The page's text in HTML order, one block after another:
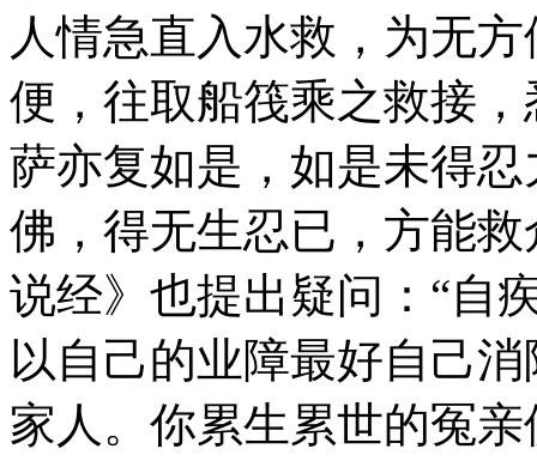
人情急直入水救，为无
便，往取船筏乘之救接
萨亦复如是，如是未得
佛，得无生忍已，方能
说经》也提出疑问：“自
以自己的业障最好自己
家人。你累生累世的冤